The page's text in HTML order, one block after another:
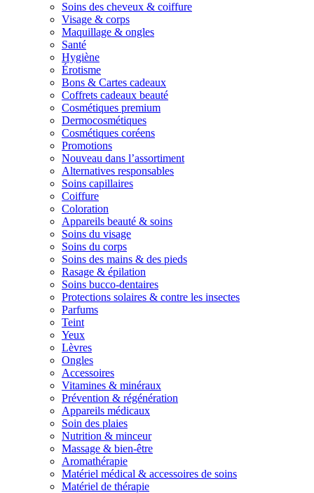
Soins des cheveux & coiffure
Visage & corps
Maquillage & ongles
Santé
Hygiène
Érotisme
Bons & Cartes cadeaux
Coffrets cadeaux beauté
Cosmétiques premium
Dermocosmétiques
Cosmétiques coréens
Promotions
Nouveau dans l’assortiment
Alternatives responsables
Soins capillaires
Coiffure
Coloration
Appareils beauté & soins
Soins du visage
Soins du corps
Soins des mains & des pieds
Rasage & épilation
Soins bucco-dentaires
Protections solaires & contre les insectes
Parfums
Teint
Yeux
Lèvres
Ongles
Accessoires
Vitamines & minéraux
Prévention & régénération
Appareils médicaux
Soin des plaies
Nutrition & minceur
Massage & bien-être
Aromathérapie
Matériel médical & accessoires de soins
Matériel de thérapie